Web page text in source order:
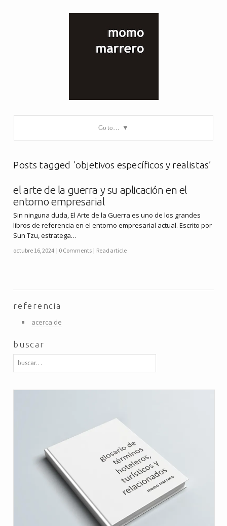
Go to…
Posts tagged ‘objetivos específicos y realistas’
el arte de la guerra y su aplicación en el
entorno empresarial
Sin ninguna duda, El Arte de la Guerra es uno de los grandes
libros de referencia en el entorno empresarial actual. Escrito por
Sun Tzu, estratega…
octubre 16, 2024 0 Comments Read article
referencia
acerca de
buscar